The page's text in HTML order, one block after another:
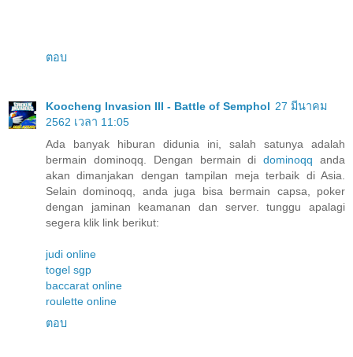
ตอบ
Koocheng Invasion III - Battle of Semphol 27 มีนาคม
2562 เวลา 11:05
Ada banyak hiburan didunia ini, salah satunya adalah
bermain dominoqq. Dengan bermain didominoqq anda
akan dimanjakan dengan tampilan meja terbaik di Asia.
Selain dominoqq, anda juga bisa bermain capsa, poker
dengan jaminan keamanan dan server. tunggu apalagi
segera klik link berikut:
judi online
togel sgp
baccarat online
roulette online
ตอบ